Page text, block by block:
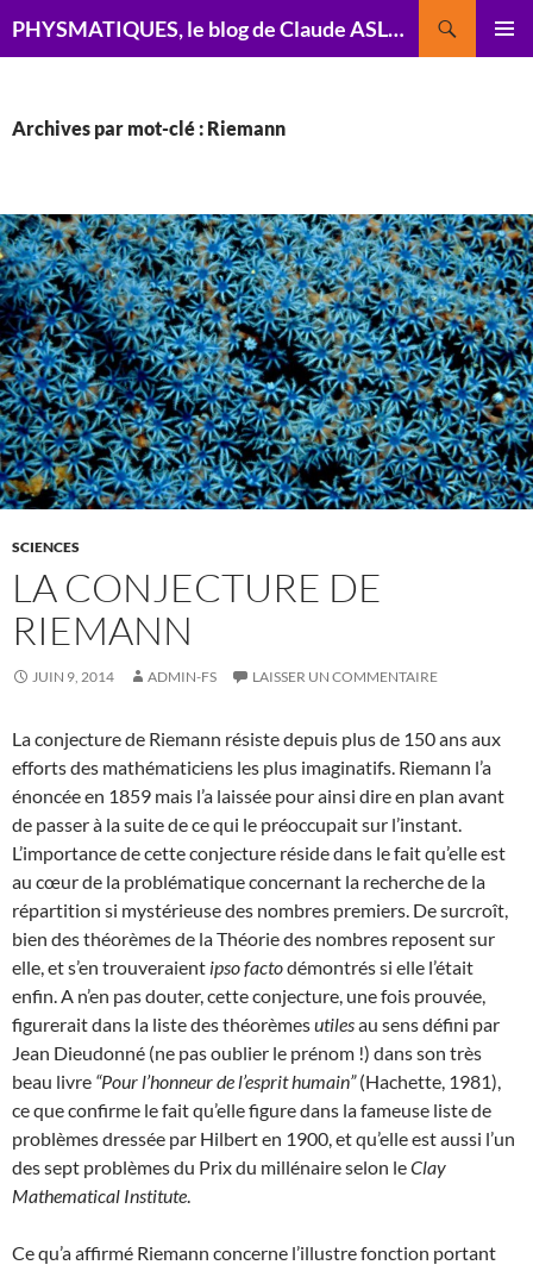
PHYSMATIQUES, le blog de Claude ASLANGUL, physicien théoricien
Archives par mot-clé : Riemann
SCIENCES
LA CONJECTURE DE
RIEMANN
JUIN 9, 2014 ADMIN-FS LAISSER UN COMMENTAIRE
La conjecture de Riemann résiste depuis plus de 150 ans aux
efforts des mathématiciens les plus imaginatifs. Riemann l’a
énoncée en 1859 mais l’a laissée pour ainsi dire en plan avant
de passer à la suite de ce qui le préoccupait sur l’instant.
L’importance de cette conjecture réside dans le fait qu’elle est
au cœur de la problématique concernant la recherche de la
répartition si mystérieuse des nombres premiers. De surcroît,
bien des théorèmes de la Théorie des nombres reposent sur
elle, et s’en trouveraient ipso factodémontrés si elle l’était
enfin. A n’en pas douter, cette conjecture, une fois prouvée,
figurerait dans la liste des théorèmesutilesau sens défini par
Jean Dieudonné (ne pas oublier le prénom !) dans son très
beau livre “Pour l’honneur de l’esprit humain”(Hachette, 1981),
ce que confirme le fait qu’elle figure dans la fameuse liste de
problèmes dressée par Hilbert en 1900, et qu’elle est aussi l’un
des sept problèmes du Prix du millénaire selon leClay
Mathematical Institute.
Ce qu’a affirmé Riemann concerne l’illustre fonction portant